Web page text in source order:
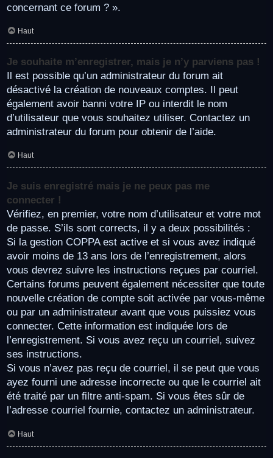
concernant ce forum ? ».
Haut
Je souhaite m’enregistrer, mais je n’y parviens pas !
Il est possible qu’un administrateur du forum ait
désactivé la création de nouveaux comptes. Il peut
également avoir banni votre IP ou interdit le nom
d’utilisateur que vous souhaitez utiliser. Contactez un
administrateur du forum pour obtenir de l’aide.
Haut
Je suis enregistré mais je ne peux pas me
connecter !
Vérifiez, en premier, votre nom d’utilisateur et votre mot
de passe. S’ils sont corrects, il y a deux possibilités :
Si la gestion COPPA est active et si vous avez indiqué
avoir moins de 13 ans lors de l’enregistrement, alors
vous devrez suivre les instructions reçues par courriel.
Certains forums peuvent également nécessiter que toute
nouvelle création de compte soit activée par vous-même
ou par un administrateur avant que vous puissiez vous
connecter. Cette information est indiquée lors de
l’enregistrement. Si vous avez reçu un courriel, suivez
ses instructions.
Si vous n’avez pas reçu de courriel, il se peut que vous
ayez fourni une adresse incorrecte ou que le courriel ait
été traité par un filtre anti-spam. Si vous êtes sûr de
l’adresse courriel fournie, contactez un administrateur.
Haut